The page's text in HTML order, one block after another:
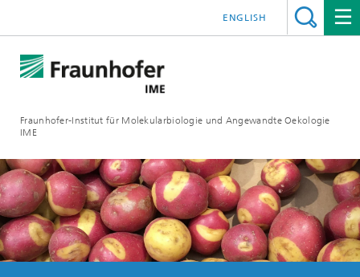
Fraunhofer-Institut für Molekularbiologie und Angewandte Oekologie
IME
ENGLISH